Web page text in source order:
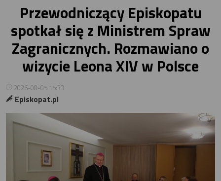
Przewodniczący Episkopatu
spotkał się z Ministrem Spraw
Zagranicznych. Rozmawiano o
wizycie Leona XIV w Polsce
2026-08-05 15:33
Episkopat.pl